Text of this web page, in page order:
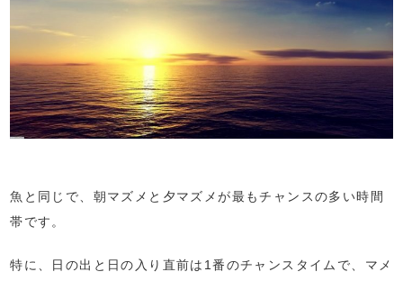
魚と同じで、朝マズメと夕マズメが最もチャンスの多い時間
帯です。
特に、日の出と日の入り直前は1番のチャンスタイムで、マメ